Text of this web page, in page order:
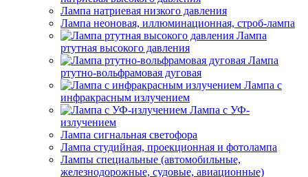
Лампа натриевая низкого давления
Лампа неоновая, иллюминационная, строб-лампа
Лампа
ртутная высокого давления
Лампа
ртутно-вольфрамовая дуговая
Лампа с
инфракрасным излучением
Лампа с УФ-
излучением
Лампа сигнальная светофора
Лампа студийная, проекционная и фотолампа
Лампы специальные (автомобильные,
железнодорожные, судовые, авиационные)